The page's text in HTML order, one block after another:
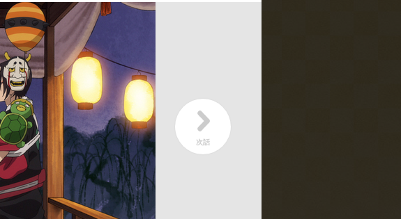
第10話
十王の晩餐／ダイエットは地獄みたいなもの
レディ・リリスとその夫／中国現世に妖怪が広まった